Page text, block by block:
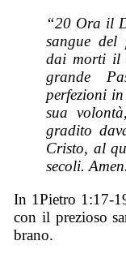
“20 Ora il
sangue
dai morti il
grande
perfezioni
sua
gradito
Cristo, al
secoli.
In 1Pietro 1:17-
con il prezioso
brano.